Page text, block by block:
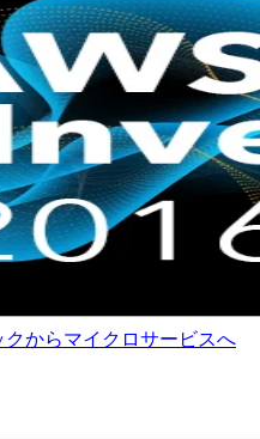
からマイクロサービスへ